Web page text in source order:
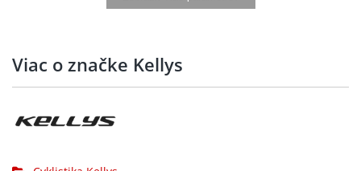
Řetěz: KMC Z8
Viac o značke Kellys